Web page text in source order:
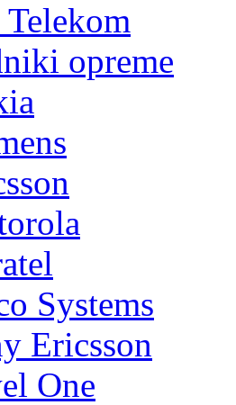
Telekom
opreme
Systems
Ericsson
One